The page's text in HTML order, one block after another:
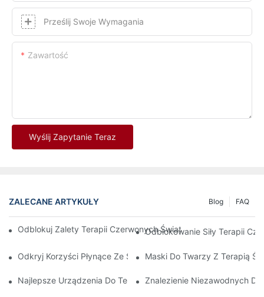
Prześlij Swoje Wymagania
Zawartość
Wyślij Zapytanie Teraz
ZALECANE ARTYKUŁY FAQ
Blog
Odblokuj Zalety Terapii Czerwonych Świateł LED Za Pomocą
Odblokowanie Siły Terapii
Odkryj Korzyści Płynące Ze Stosowania Maski Do Terapii
Maski Do Twarzy Z Terapią
Najlepsze Urządzenia Do Terapii Światłem Czerwonym I
Znalezienie Niezawodnych